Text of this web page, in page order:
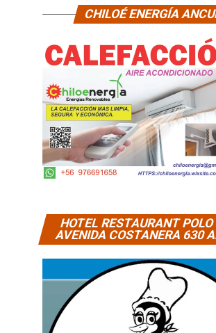
CHILOÉ ENERGÍA
HOTEL RESTAURANT POLO
AVENIDA COSTANERA 630